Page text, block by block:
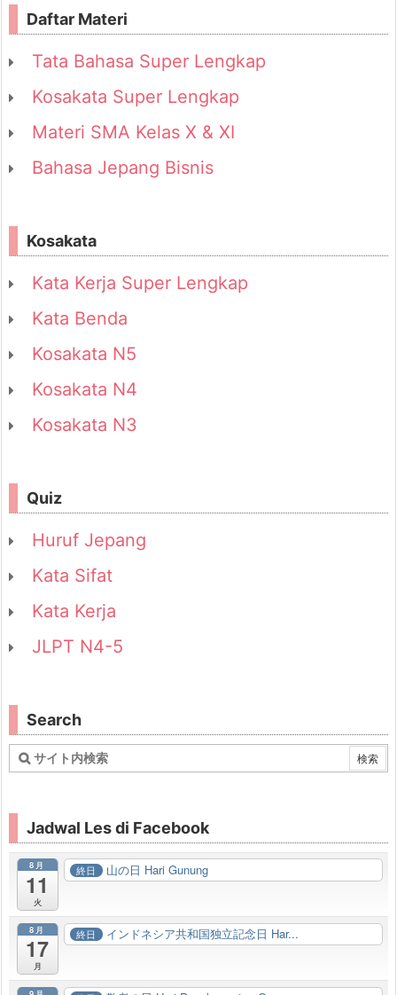
Daftar Materi
Tata Bahasa Super Lengkap
Kosakata Super Lengkap
Materi SMA Kelas X & XI
Bahasa Jepang Bisnis
Kosakata
Kata Kerja Super Lengkap
Kata Benda
Kosakata N5
Kosakata N4
Kosakata N3
Quiz
Huruf Jepang
Kata Sifat
Kata Kerja
JLPT N4-5
Search
Jadwal Les di Facebook
8月
11
火
終日 山の日 Hari Gunung
8月
17
月
終日 インドネシア共和国独立記念日 Har...